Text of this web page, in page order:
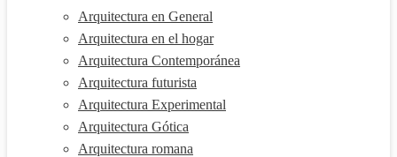
Arquitectura en General
Arquitectura en el hogar
Arquitectura Contemporánea
Arquitectura futurista
Arquitectura Experimental
Arquitectura Gótica
Arquitectura romana